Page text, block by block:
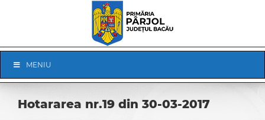
Navigation
MENIU
Hotararea nr.19 din 30-03-2017